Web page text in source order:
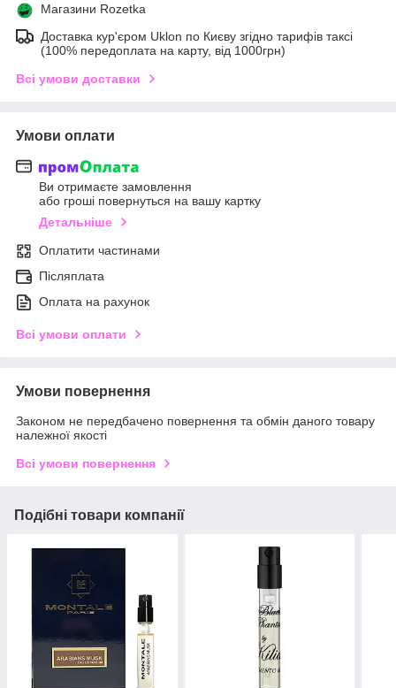
Магазини Rozetka
Доставка кур'єром Uklon по Києву згідно тарифів таксі
(100% передоплата на карту, від 1000грн)
Всі умови доставки
Умови оплати
Ви отримаєте замовлення
або гроші повернуться на вашу картку
Детальніше
Оплатити частинами
Післяплата
Оплата на рахунок
Всі умови оплати
Умови повернення
Законом не передбачено повернення та обмін даного товару
належної якості
Всі умови повернення
Подібні товари компанії